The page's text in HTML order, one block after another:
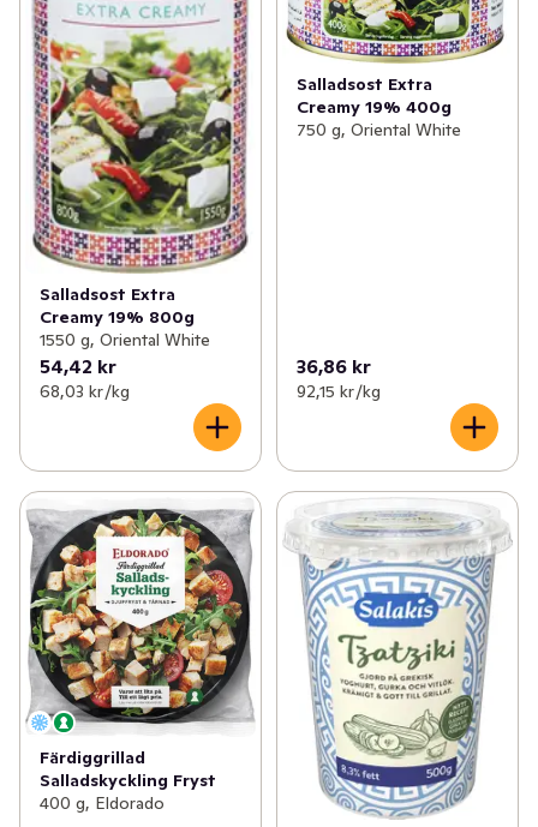
Salladsost Extra
Creamy 19% 800g
1550 g, Oriental White
54,42 kr
68,03 kr /kg
Salladsost Extra
Creamy 19% 400g
750 g, Oriental White
36,86 kr
92,15 kr /kg
Färdiggrillad
Salladskyckling Fryst
400 g, Eldorado